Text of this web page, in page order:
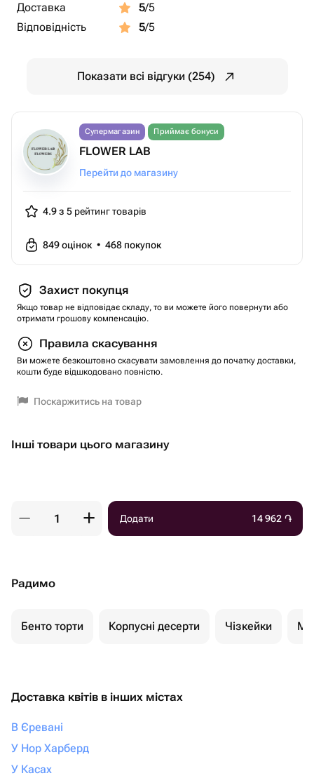
Доставка
5/5
Відповідність
5/5
Показати всі відгуки (254)
Супермагазин Приймає бонуси
FLOWER LAB
Перейти до магазину
4.9 з 5 рейтинг товарів
849оцінок • 468 покупок
Захист покупця
Якщо товар не відповідає складу, то ви можете його повернути або
отримати грошову компенсацію.
Правила скасування
Ви можете безкоштовно скасувати замовлення до початку доставки,
кошти буде відшкодовано повністю.
Поскаржитись на товар
Інші товари цього магазину
Додати 14 962 ֏
Радимо
Бенто торти Корпусні десерти Чізкейки
Доставка квітів в інших містах
В Єревані
У Нор Харберд
У Касах